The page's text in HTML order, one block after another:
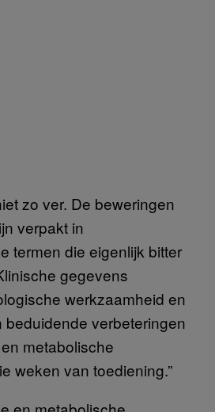
zo ver. De beweringen
verpakt in
termen die eigenlijk bitter
gegevens
werkzaamheid en
beduidende verbeteringen
metabolische
weken van toediening.”